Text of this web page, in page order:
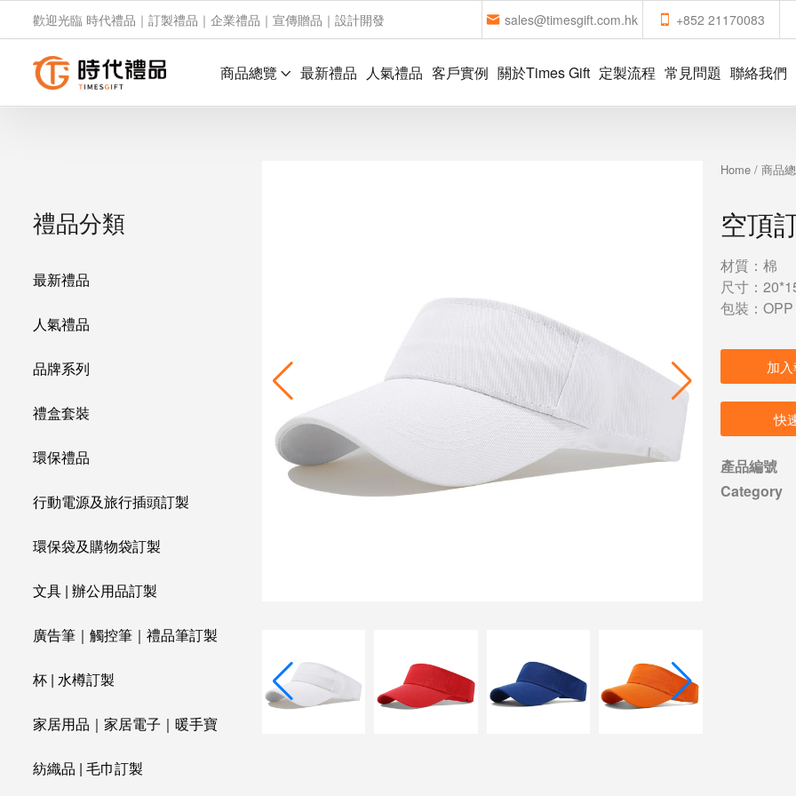
歡迎光臨 時代禮品｜訂製禮品｜企業禮品｜宣傳贈品｜設計開發 sales@timesgift.com.hk +852 21170083
商品總覽 最新禮品 人氣禮品 客戶實例 關於Times Gift 定製流程 常見問題 聯絡我們
禮品分類
最新禮品
人氣禮品
品牌系列
禮盒套裝
環保禮品
行動電源及旅行插頭訂製
環保袋及購物袋訂製
文具 | 辦公用品訂製
廣告筆｜觸控筆｜禮品筆訂製
杯 | 水樽訂製
家居用品｜家居電子｜暖手寶
紡織品 | 毛巾訂製
Home /商品
空頂
材質：棉
尺寸：
包裝：OPP
加
快
產品編號
Category